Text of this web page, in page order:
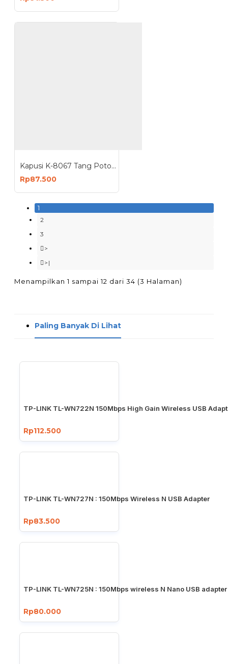
Kapusi K-8067 Tang Potong 7.5 Inch 190mm Plus Kupas Kabel
Rp87.500
1
2
3
>
>|
Menampilkan 1 sampai 12 dari 34 (3 Halaman)
Paling Banyak Di Lihat
TP-LINK TL-WN722N 150Mbps High Gain Wireless USB
Rp112.500
TP-LINK TL-WN727N : 150Mbps Wireless N USB Adapter
Rp83.500
TP-LINK TL-WN725N : 150Mbps wireless N Nano USB adapter
Rp80.000